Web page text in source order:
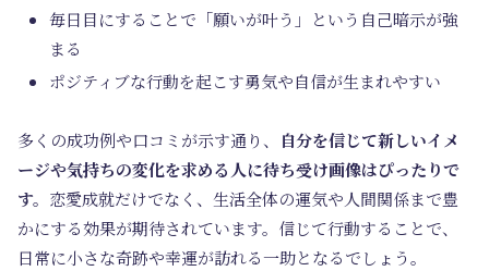
毎日目にすることで「願いが叶う」という自己暗示が強
まる
ポジティブな行動を起こす勇気や自信が生まれやすい
多くの成功例や口コミが示す通り、
自分を信じて新しいイメ
ージや気持ちの変化を求める人に待ち受け画像はぴったりで
す。 恋愛成就だけでなく、生活全体の運気や人間関係まで豊
かにする効果が期待されています。信じて行動することで、
日常に小さな奇跡や幸運が訪れる一助となるでしょう。